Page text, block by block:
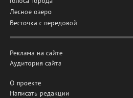
Лесное озеро
Весточка с передовой
Реклама на сайте
Аудитория сайта
О проекте
Написать редакции